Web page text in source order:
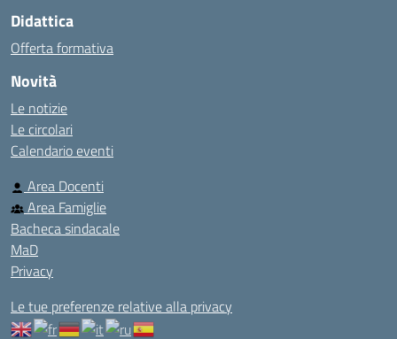
Didattica
Offerta formativa
Novità
Le notizie
Le circolari
Calendario eventi
Area Docenti
Area Famiglie
Bacheca sindacale
MaD
Privacy
Le tue preferenze relative alla privacy